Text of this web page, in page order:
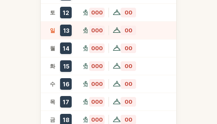
토 12 000 00
일 13 000 00
월 14 000 00
화 15 000 00
수 16 000 00
목 17 000 00
금 18 000 00